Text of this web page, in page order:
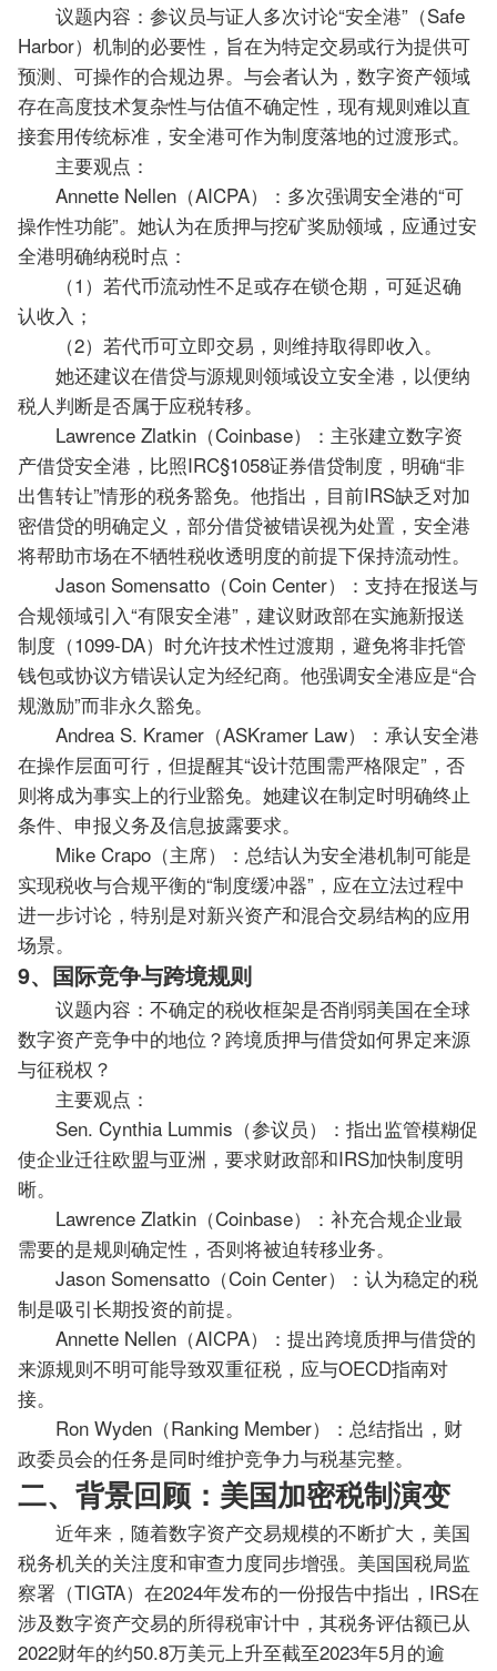
议题内容：参议员与证人多次讨论“安全港”（Safe
Harbor）机制的必要性，旨在为特定交易或行为提供可
预测、可操作的合规边界。与会者认为，数字资产领域
存在高度技术复杂性与估值不确定性，现有规则难以直
接套用传统标准，安全港可作为制度落地的过渡形式。
主要观点：
Annette Nellen（AICPA）：多次强调安全港的“可
操作性功能”。她认为在质押与挖矿奖励领域，应通过安
全港明确纳税时点：
（1）若代币流动性不足或存在锁仓期，可延迟确
认收入；
（2）若代币可立即交易，则维持取得即收入。
她还建议在借贷与源规则领域设立安全港，以便纳
税人判断是否属于应税转移。
Lawrence Zlatkin（Coinbase）：主张建立数字资
产借贷安全港，比照IRC§1058证券借贷制度，明确“非
出售转让”情形的税务豁免。他指出，目前IRS缺乏对加
密借贷的明确定义，部分借贷被错误视为处置，安全港
将帮助市场在不牺牲税收透明度的前提下保持流动性。
Jason Somensatto（Coin Center）：支持在报送与
合规领域引入“有限安全港”，建议财政部在实施新报送
制度（1099-DA）时允许技术性过渡期，避免将非托管
钱包或协议方错误认定为经纪商。他强调安全港应是“合
规激励”而非永久豁免。
Andrea S. Kramer（ASKramer Law）：承认安全港
在操作层面可行，但提醒其“设计范围需严格限定”，否
则将成为事实上的行业豁免。她建议在制定时明确终止
条件、申报义务及信息披露要求。
Mike Crapo（主席）：总结认为安全港机制可能是
实现税收与合规平衡的“制度缓冲器”，应在立法过程中
进一步讨论，特别是对新兴资产和混合交易结构的应用
场景。
9、国际竞争与跨境规则
议题内容：不确定的税收框架是否削弱美国在全球
数字资产竞争中的地位？跨境质押与借贷如何界定来源
与征税权？
主要观点：
Sen. Cynthia Lummis（参议员）：指出监管模糊促
使企业迁往欧盟与亚洲，要求财政部和IRS加快制度明
晰。
Lawrence Zlatkin（Coinbase）：补充合规企业最
需要的是规则确定性，否则将被迫转移业务。
Jason Somensatto（Coin Center）：认为稳定的税
制是吸引长期投资的前提。
Annette Nellen（AICPA）：提出跨境质押与借贷的
来源规则不明可能导致双重征税，应与OECD指南对
接。
Ron Wyden（Ranking Member）：总结指出，财
政委员会的任务是同时维护竞争力与税基完整。
二、背景回顾：美国加密税制演变
近年来，随着数字资产交易规模的不断扩大，美国
税务机关的关注度和审查力度同步增强。美国国税局监
察署（TIGTA）在2024年发布的一份报告中指出，IRS在
涉及数字资产交易的所得税审计中，其税务评估额已从
2022财年的约50.8万美元上升至截至2023年5月的逾